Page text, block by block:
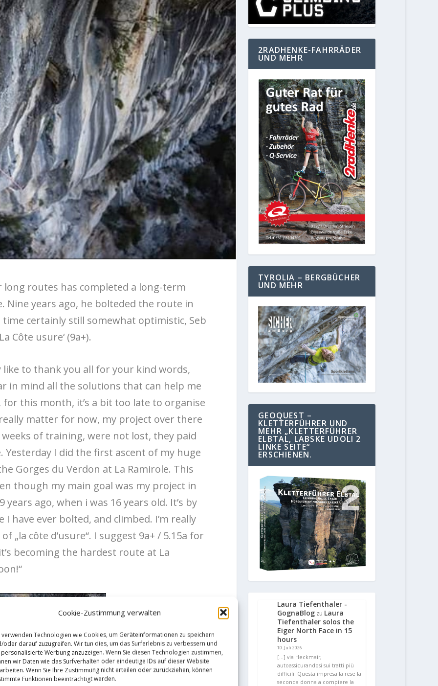
Cookie-Zustimmung verwalten
verwenden Technologien wie Cookies, um Geräteinformationen zu speichern
oder darauf zuzugreifen. Wir tun dies, um das Surferlebnis zu verbessern und
Werbung anzuzeigen. Wenn Sie diesen Technologien zustimmen,
wir Daten wie das Surfverhalten oder eindeutige IDs auf dieser Website
Wenn Sie Ihre Zustimmung nicht erteilen oder zurückziehen, können
Funktionen beeinträchtigt werden.
long routes has completed a long-term
Nine years ago, he bolteded the route in
certainly still somewhat optimistic, Seb
Côte usure‘ (9a+).
like to thank you all for your kind words,
in mind all the solutions that can help me
this month, it’s a bit too late to organise
matter for now, my project over there
of training, were not lost, they paid
I did the first ascent of my huge
Gorges du Verdon at La Ramirole. This
though my main goal was my project in
ago, when i was 16 years old. It’s by
have ever bolted, and climbed. I’m really
„la côte d’usure“. I suggest 9a+ / 5.15a for
becoming the hardest route at La
2RADHENKE-FAHRRÄDER
UND MEHR
TYROLIA – BERGBÜCHER
UND MEHR
GEOQUEST –
KLETTERFÜHRER UND
MEHR „KLETTERFÜHRER
ELBTAL, LABSKE UDOLI 2
LINKE SEITE“
ERSCHIENEN.
Laura Tiefenthaler -
GognaBlog zu Laura
Tiefenthaler solos the
Eiger North Face in 15
hours
10. Juli 2026
[…] via Heckmair,
autoassicurandosi sui tratti più
difficili. Questa impresa la rese la
seconda donna a compiere la